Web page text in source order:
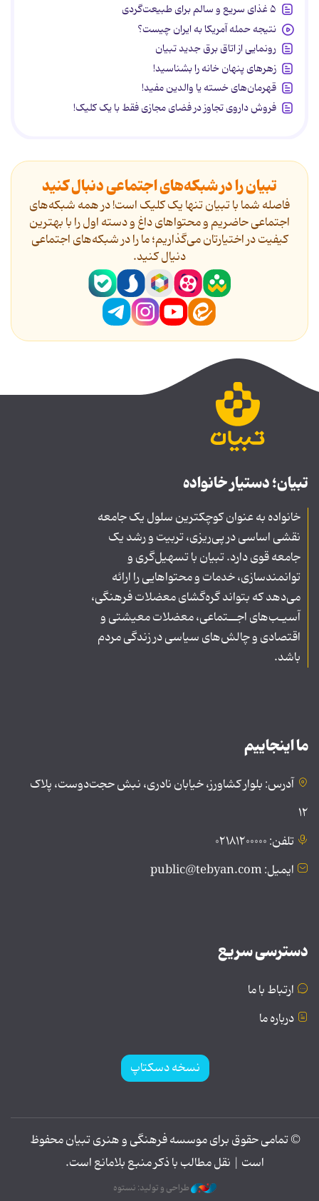
۵ غذای سریع و سالم برای طبیعت‌گردی
نتیجه حمله آمریکا به ایران چیست؟
رونمایی از اتاق برق جدید تبیان
زهرهای پنهان خانه را بشناسید!
قهرمان‌های خسته یا والدین مفید!
فروش داروی تجاوز در فضای مجازی فقط با یک کلیک!
تبیان را در شبکه‌های اجتماعی دنبال کنید
فاصله شما با تبیان تنها یک کلیک است! در همه شبکه‌های
اجتماعی حاضریم و محتواهای داغ و دسته اول را با بهترین
کیفیت در اختیارتان می‌گذاریم؛ ما را در شبکه‌های اجتماعی
دنیال کنید.
تبیان؛ دستیار خانواده
خانواده به عنوان کوچکترین سلول یک جامعه
نقشی اساسی در پی‌ریزی، تربیت و رشد یک
جامعه قوی دارد. تبیان با تسهیل‌گری و
توانمندسازی، خدمات و محتواهایی را ارائه
می‌دهد که بتواند گره‌گشای معضلات فرهنگی،
آسیـب‌های اجــتماعی، معضلات معیشتی و
اقتصادی و چالش‌های سیاسی در زندگی مردم
باشد.
ما اینجاییم
آدرس: بلوار کشاورز، خیابان نادری، نبش حجت‌دوست، پلاک
۱۲
تلفن: ۰۲۱۸۱۲۰۰۰۰۰
ایمیل: public@tebyan.com
دسترسی سریع
ارتباط با ما
درباره ما
نسخه دسکتاپ
© تمامی حقوق برای موسسه فرهنگی و هنری تبیان محفوظ
است | نقل مطالب با ذکر منبع بلامانع است.
طراحی و تولید: نستوه